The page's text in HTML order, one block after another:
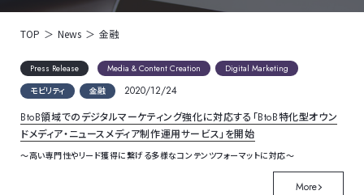
TOP News 金融
Press Release Media & Content Creation
Digital Marketing
モビリティ
金融
2020/12/24
BtoB領域でのデジタルマーケティング強化に対応する「BtoB特化型オウン
ドメディア・ニュースメディア制作運用サービス」を開始
～高い専門性やリード獲得に繋げる多様なコンテンツフォーマットに対応～
More